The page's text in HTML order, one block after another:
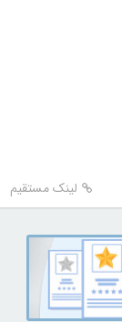
لینک مستقیم